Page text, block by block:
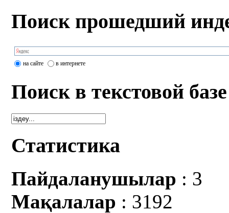
Поиск прошедший
на сайте в интернете
Поиск в текстовой базе
Статистика
Пайдаланушылар : 3
Мақалалар : 3192